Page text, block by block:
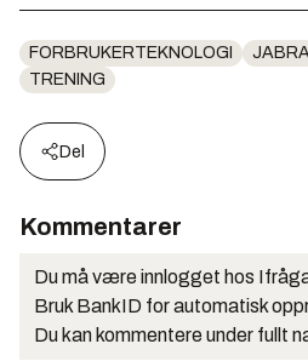
FORBRUKERTEKNOLOGI JABRA
TRENING
Del
Kommentarer
Du må være innlogget hos
Bruk BankID for automatisk
Du kan kommentere under fullt